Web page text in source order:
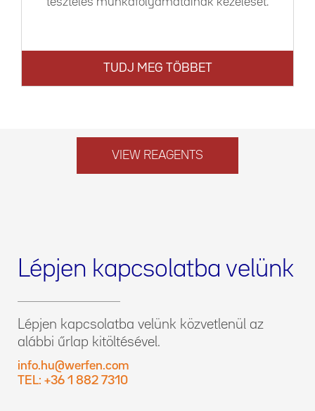
TUDJ MEG TÖBBET
VIEW REAGENTS
Lépjen kapcsolatba velünk
Lépjen kapcsolatba velünk közvetlenül az
alábbi űrlap kitöltésével.
info.hu@werfen.com
TEL: +36 1 882 7310